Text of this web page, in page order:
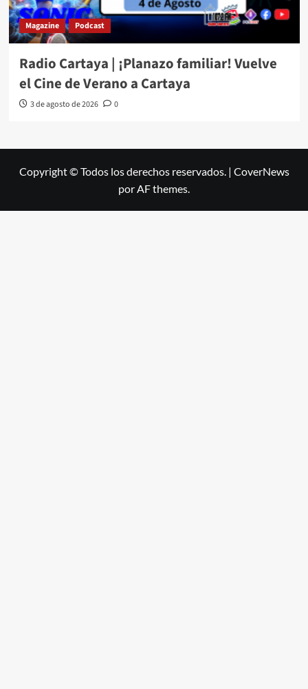
Magazine Podcast
Radio Cartaya | ¡Planazo familiar! Vuelve
el Cine de Verano a Cartaya
3 de agosto de 2026 0
Copyright © Todos los derechos reservados. | CoverNews
por AF themes.